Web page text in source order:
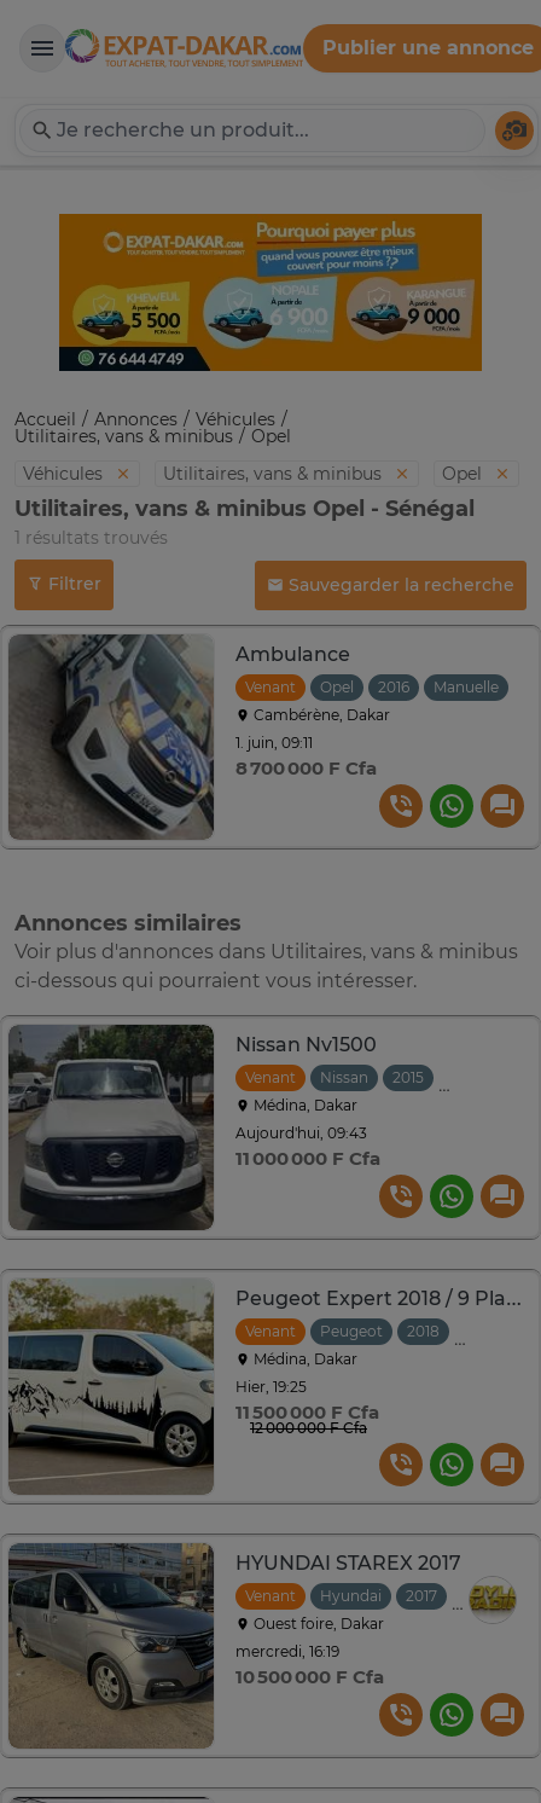
Expat-Dakar
Publier une annonce
Accueil Annonces Véhicules
Utilitaires, vans & minibus
Opel
Véhicules
Utilitaires, vans & minibus Opel
Utilitaires, vans & minibus Opel - Sénégal
1 résultats trouvés
Filtrer Sauvegarder la recherche
Ambulance
Venant Opel 2016
Manuelle
Cambérène, Dakar
1. juin, 09:11
8 700 000 F Cfa
Annonces similaires
Voir plus d'annonces dans Utilitaires, vans & minibus
ci-dessous qui pourraient vous intéresser.
Nissan Nv1500
Venant Nissan 2015
Médina, Dakar
Aujourd'hui, 09:43
11 000 000 F Cfa
Peugeot Expert 2018 / 9 Places
Venant Peugeot 2018
Médina, Dakar
Hier, 19:25
11 500 000 F Cfa
12 000 000 F Cfa
HYUNDAI STAREX 2017
Venant Hyundai 2017
Ouest foire, Dakar
mercredi, 16:19
10 500 000 F Cfa